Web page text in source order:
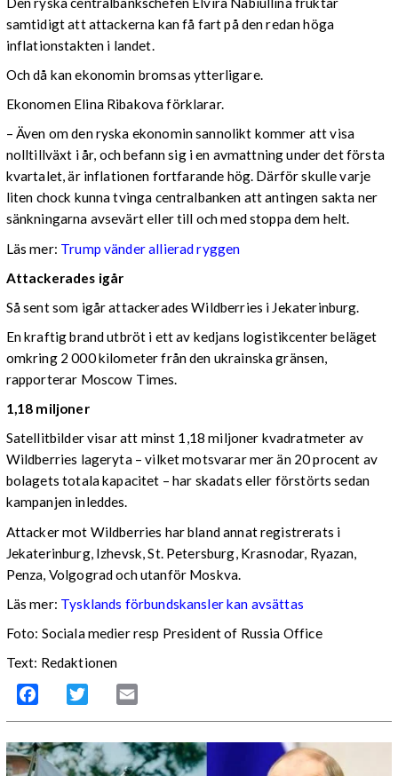
samtidigt att attackerna kan få fart på den redan höga
inflationstakten i landet.
Och då kan ekonomin bromsas ytterligare.
Ekonomen Elina Ribakova förklarar.
– Även om den ryska ekonomin sannolikt kommer att visa
nolltillväxt i år, och befann sig i en avmattning under det första
kvartalet, är inflationen fortfarande hög. Därför skulle varje
liten chock kunna tvinga centralbanken att antingen sakta ner
sänkningarna avsevärt eller till och med stoppa dem helt.
Läs mer: Trump vänder allierad ryggen
Attackerades igår
Så sent som igår attackerades Wildberries i Jekaterinburg.
En kraftig brand utbröt i ett av kedjans logistikcenter beläget
omkring 2 000 kilometer från den ukrainska gränsen,
rapporterar Moscow Times.
1,18 miljoner
Satellitbilder visar att minst 1,18 miljoner kvadratmeter av
Wildberries lageryta – vilket motsvarar mer än 20 procent av
bolagets totala kapacitet – har skadats eller förstörts sedan
kampanjen inleddes.
Attacker mot Wildberries har bland annat registrerats i
Jekaterinburg, Izhevsk, St. Petersburg, Krasnodar, Ryazan,
Penza, Volgograd och utanför Moskva.
Läs mer: Tysklands förbundskansler kan avsättas
Foto: Sociala medier resp President of Russia Office
Text: Redaktionen
Facebook Twitter